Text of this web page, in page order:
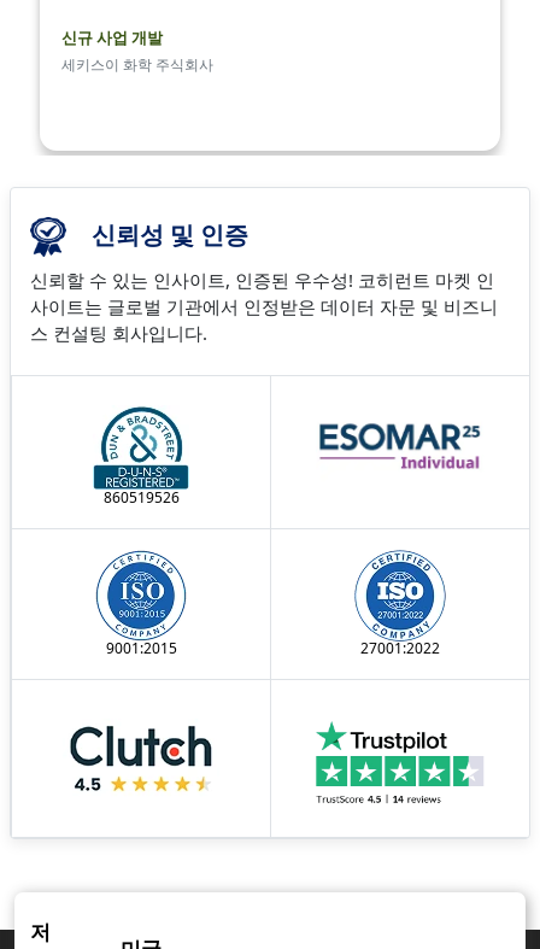
신규 사업 개발
세키스이 화학 주식회사
신뢰성 및 인증
신뢰할 수 있는 인사이트, 인증된 우수성! 코히런트 마켓 인
사이트는 글로벌 기관에서 인정받은 데이터 자문 및 비즈니
스 컨설팅 회사입니다.
860519526
9001:2015 27001:2022
저